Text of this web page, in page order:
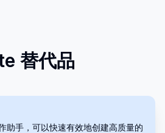
替代品
助手，可以快速有效地创建高质量的